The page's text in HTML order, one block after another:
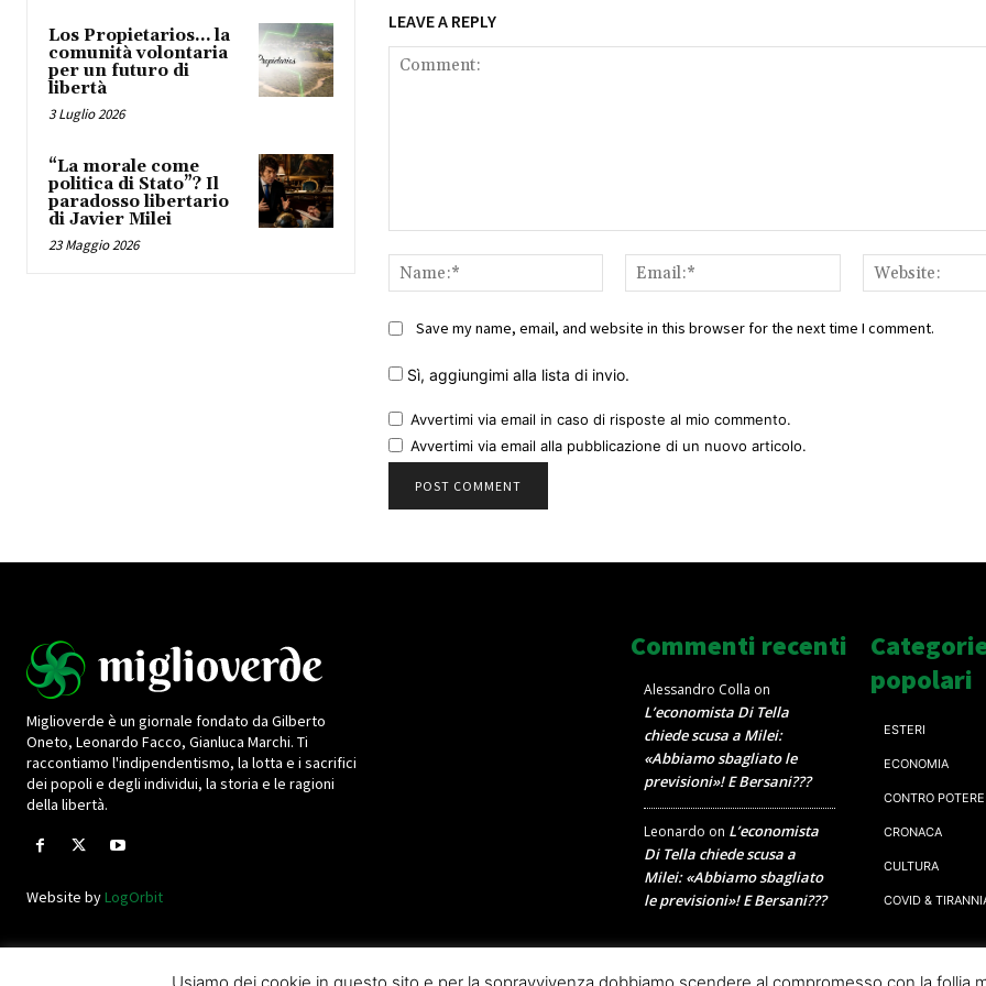
Los Propietarios… la
comunità volontaria
per un futuro di
libertà
3 Luglio 2026
“La morale come
politica di Stato”? Il
paradosso libertario
di Javier Milei
23 Maggio 2026
LEAVE A REPLY
Name:*
Email:*
Save my name, email, and website in this browser for the next time I comment.
Sì, aggiungimi alla lista di invio.
Avvertimi via email in caso di risposte al mio commento.
Avvertimi via email alla pubblicazione di un nuovo articolo.
Miglioverde è un giornale fondato da Gilberto
Oneto, Leonardo Facco, Gianluca Marchi. Ti
raccontiamo l'indipendentismo, la lotta e i sacrifici
dei popoli e degli individui, la storia e le ragioni
della libertà.
Website byLogOrbit
Commenti recenti
Alessandro Colla on
L’economista Di Tella
chiede scusa a Milei:
«Abbiamo sbagliato le
previsioni»! E Bersani???
Leonardo on L’economista
Di Tella chiede scusa a
Milei: «Abbiamo sbagliato
le previsioni»! E Bersani???
popolari
ESTERI
ECONOMIA
CONTRO POTERE
CRONACA
CULTURA
COVID &